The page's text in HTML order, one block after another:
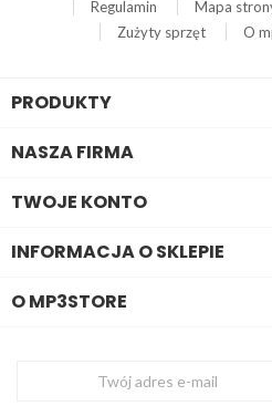
Regulamin
Mapa
Zużyty sprzęt
O
PRODUKTY
NASZA FIRMA
TWOJE KONTO
INFORMACJA O SKLEPIE
O MP3STORE